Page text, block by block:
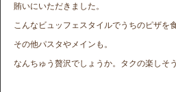
賄いにいただきました。
こんなビュッフェスタイルでうちのピザを
その他パスタやメインも。
なんちゅう贅沢でしょうか。タクの楽しそ